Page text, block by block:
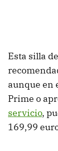
Esta silla
aunque en
Prime o
servicio,
169,99